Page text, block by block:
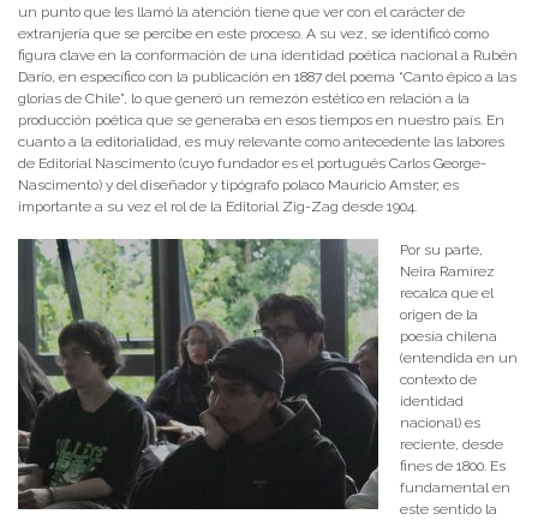
un punto que les llamó la atención tiene que ver con el carácter de
extranjería que se percibe en este proceso. A su vez, se identificó como
figura clave en la conformación de una identidad poética nacional a Rubén
Darío, en específico con la publicación en 1887 del poema “Canto épico a las
glorias de Chile”, lo que generó un remezón estético en relación a la
producción poética que se generaba en esos tiempos en nuestro país. En
cuanto a la editorialidad, es muy relevante como antecedente las labores
de Editorial Nascimento (cuyo fundador es el portugués Carlos George-
Nascimento) y del diseñador y tipógrafo polaco Mauricio Amster; es
importante a su vez el rol de la Editorial Zig-Zag desde 1904.
Por su parte,
Neira Ramírez
recalca que el
origen de la
poesía chilena
(entendida en un
contexto de
identidad
nacional) es
reciente, desde
fines de 1800. Es
fundamental en
este sentido la